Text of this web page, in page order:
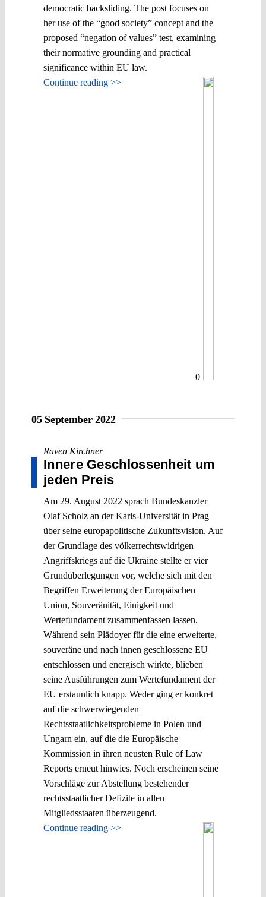
democratic backsliding. The post focuses on
her use of the “good society” concept and the
proposed “negation of values” test, examining
their normative grounding and practical
significance within EU law.
Continue reading >>
0
05 September 2022
Raven Kirchner
Innere Geschlossenheit um
jeden Preis
Am 29. August 2022 sprach Bundeskanzler
Olaf Scholz an der Karls-Universität in Prag
über seine europapolitische Zukunftsvision. Auf
der Grundlage des völkerrechtswidrigen
Angriffskriegs auf die Ukraine stellte er vier
Grundüberlegungen vor, welche sich mit den
Begriffen Erweiterung der Europäischen
Union, Souveränität, Einigkeit und
Wertefundament zusammenfassen lassen.
Während sein Plädoyer für die eine erweiterte,
souveräne und nach innen geschlossene EU
entschlossen und energisch wirkte, blieben
seine Ausführungen zum Wertefundament der
EU erstaunlich knapp. Weder ging er konkret
auf die schwerwiegenden
Rechtsstaatlichkeitsprobleme in Polen und
Ungarn ein, auf die die Europäische
Kommission in ihren neusten Rule of Law
Reports erneut hinwies. Noch erscheinen seine
Vorschläge zur Abstellung bestehender
rechtsstaatlicher Defizite in allen
Mitgliedsstaaten überzeugend.
Continue reading >>